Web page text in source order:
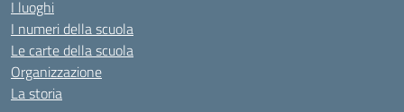
I luoghi
I numeri della scuola
Le carte della scuola
Organizzazione
La storia